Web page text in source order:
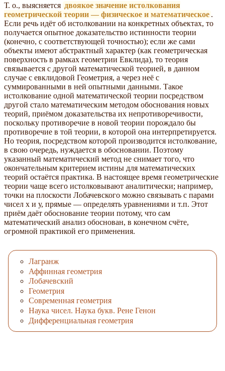
Т. о., выясняется двоякое значение истолкования
геометрической теории — физическое и математическое .
Если речь идёт об истолковании на конкретных объектах, то
получается опытное доказательство истинности теории
(конечно, с соответствующей точностью); если же сами
объекты имеют абстрактный характер (как геометрическая
поверхность в рамках геометрии Евклида), то теория
связывается с другой математической теорией, в данном
случае с евклидовой Геометрия, а через неё с
суммированными в ней опытными данными. Такое
истолкование одной математической теории посредством
другой стало математическим методом обоснования новых
теорий, приёмом доказательства их непротиворечивости,
поскольку противоречие в новой теории порождало бы
противоречие в той теории, в которой она интерпретируется.
Но теория, посредством которой производится истолкование,
в свою очередь, нуждается в обосновании. Поэтому
указанный математический метод не снимает того, что
окончательным критерием истины для математических
теорий остаётся практика. В настоящее время геометрические
теории чаще всего истолковывают аналитически; например,
точки на плоскости Лобачевского можно связывать с парами
чисел х и у, прямые — определять уравнениями и т.п. Этот
приём даёт обоснование теории потому, что сам
математический анализ обоснован, в конечном счёте,
огромной практикой его применения.
Лагранж
Аффинная геометрия
Лобачевский
Геометрия
Современная геометрия
Наука чисел. Наука букв. Рене Генон
Дифференциальная геометрия